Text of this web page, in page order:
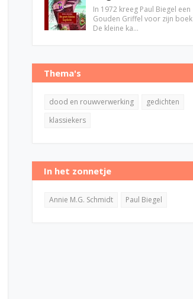
In 1972 kreeg Paul Biegel een
Gouden Griffel voor zijn boek
De kleine ka…
Thema's
dood en rouwverwerking
gedichten
klassiekers
In het zonnetje
Annie M.G. Schmidt Paul Biegel